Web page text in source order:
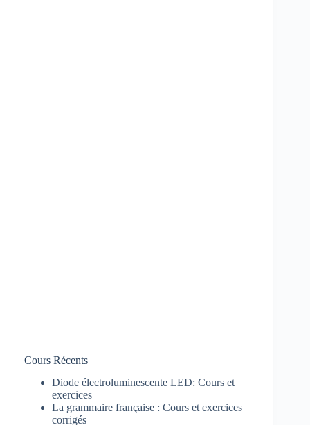
Cours Récents
Diode électroluminescente LED: Cours et
exercices
La grammaire française : Cours et exercices
corrigés